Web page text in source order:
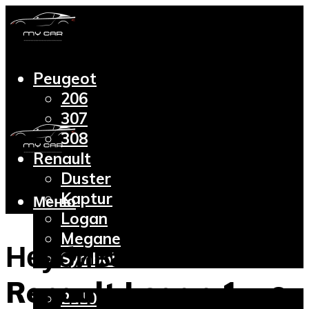
Peugeot
206
307
308
Renault
Duster
Kaptur
Logan
Megane
Symbol
Lada
2110
Меню
Неубиваемым
Renault Logan 1 – о